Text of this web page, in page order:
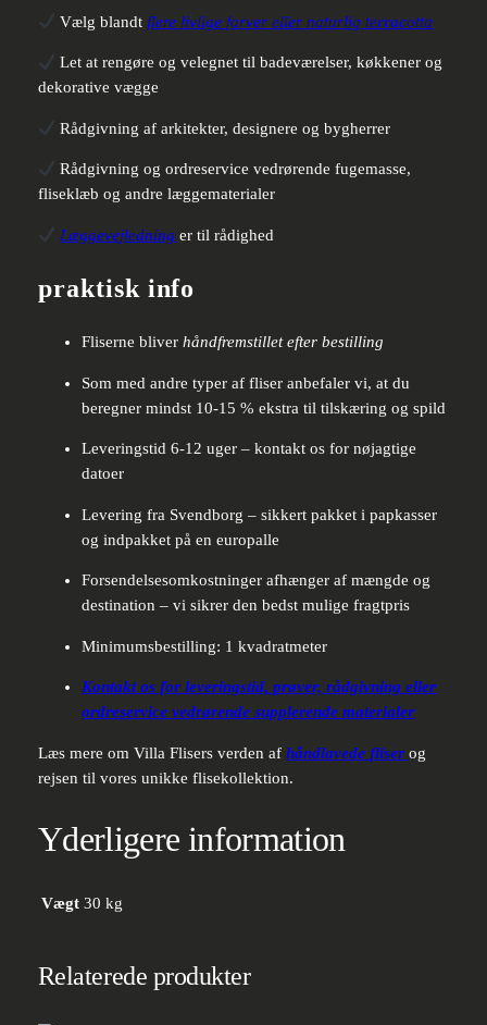
Vælg blandtflere livlige farver eller naturlig terracotta
Let at rengøre og velegnet til badeværelser, køkkener og
dekorative vægge
Rådgivning af arkitekter, designere og bygherrer
Rådgivning og ordreservice vedrørende fugemasse,
fliseklæb og andre læggematerialer
Læggevejledning er til rådighed
praktisk info
Fliserne bliver håndfremstillet efter bestilling
Som med andre typer af fliser anbefaler vi, at du
beregner mindst 10-15 % ekstra til tilskæring og spild
Leveringstid 6-12 uger – kontakt os for nøjagtige
datoer
Levering fra Svendborg – sikkert pakket i papkasser
og indpakket på en europalle
Forsendelsesomkostninger afhænger af mængde og
destination – vi sikrer den bedst mulige fragtpris
Minimumsbestilling: 1 kvadratmeter
Kontakt os for leveringstid, prøver, rådgivning eller
ordreservice vedrørende supplerende materialer
Læs mere om Villa Flisers verden af håndlavede fliser og
rejsen til vores unikke flisekollektion.
Yderligere information
Vægt 30 kg
Relaterede produkter